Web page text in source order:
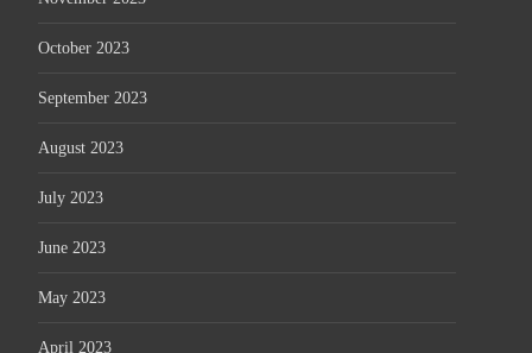
October 2023
September 2023
August 2023
July 2023
June 2023
May 2023
April 2023